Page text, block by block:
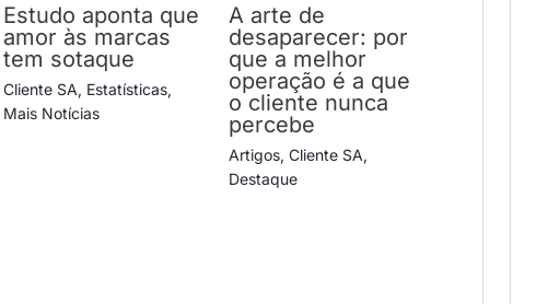
Estudo aponta que
amor às marcas
tem sotaque
Cliente SA, Estatísticas,
Mais Notícias
A arte de
desaparecer: por
que a melhor
operação é a que
o cliente nunca
percebe
Artigos,Cliente SA,
Destaque